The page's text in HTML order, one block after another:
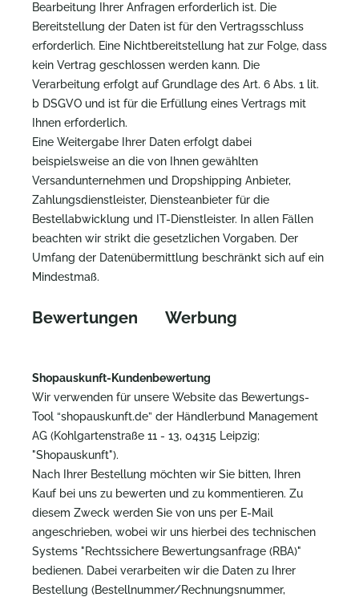
Bearbeitung Ihrer Anfragen erforderlich ist. Die
Bereitstellung der Daten ist für den Vertragsschluss
erforderlich. Eine Nichtbereitstellung hat zur Folge, dass
kein Vertrag geschlossen werden kann. Die
Verarbeitung erfolgt auf Grundlage des Art. 6 Abs. 1 lit.
b DSGVO und ist für die Erfüllung eines Vertrags mit
Ihnen erforderlich.
Eine Weitergabe Ihrer Daten erfolgt dabei
beispielsweise an die von Ihnen gewählten
Versandunternehmen und Dropshipping Anbieter,
Zahlungsdienstleister, Diensteanbieter für die
Bestellabwicklung und IT-Dienstleister. In allen Fällen
beachten wir strikt die gesetzlichen Vorgaben. Der
Umfang der Datenübermittlung beschränkt sich auf ein
Mindestmaß.
Bewertungen Werbung
Shopauskunft-Kundenbewertung
Wir verwenden für unsere Website das Bewertungs-
Tool “shopauskunft.de” der Händlerbund Management
AG (Kohlgartenstraße 11 - 13, 04315 Leipzig;
"Shopauskunft").
Nach Ihrer Bestellung möchten wir Sie bitten, Ihren
Kauf bei uns zu bewerten und zu kommentieren. Zu
diesem Zweck werden Sie von uns per E-Mail
angeschrieben, wobei wir uns hierbei des technischen
Systems "Rechtssichere Bewertungsanfrage (RBA)"
bedienen. Dabei verarbeiten wir die Daten zu Ihrer
Bestellung (Bestellnummer/Rechnungsnummer,